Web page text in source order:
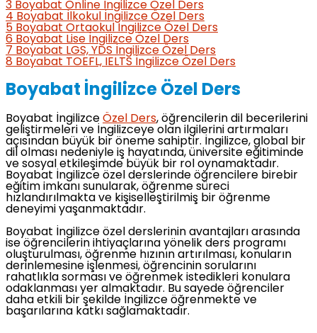
3 Boyabat Online İngilizce Özel Ders
4 Boyabat İlkokul İngilizce Özel Ders
5 Boyabat Ortaokul İngilizce Özel Ders
6 Boyabat Lise İngilizce Özel Ders
7 Boyabat LGS, YDS İngilizce Özel Ders
8 Boyabat TOEFL, IELTS İngilizce Özel Ders
Boyabat İngilizce Özel Ders
Boyabat İngilizce Özel Ders, öğrencilerin dil becerilerini
geliştirmeleri ve İngilizceye olan ilgilerini artırmaları
açısından büyük bir öneme sahiptir. İngilizce, global bir
dil olması nedeniyle iş hayatında, üniversite eğitiminde
ve sosyal etkileşimde büyük bir rol oynamaktadır.
Boyabat İngilizce özel derslerinde öğrencilere birebir
eğitim imkanı sunularak, öğrenme süreci
hızlandırılmakta ve kişiselleştirilmiş bir öğrenme
deneyimi yaşanmaktadır.
Boyabat İngilizce özel derslerinin avantajları arasında
ise öğrencilerin ihtiyaçlarına yönelik ders programı
oluşturulması, öğrenme hızının artırılması, konuların
derinlemesine işlenmesi, öğrencinin sorularını
rahatlıkla sorması ve öğrenmek istedikleri konulara
odaklanması yer almaktadır. Bu sayede öğrenciler
daha etkili bir şekilde İngilizce öğrenmekte ve
başarılarına katkı sağlamaktadır.